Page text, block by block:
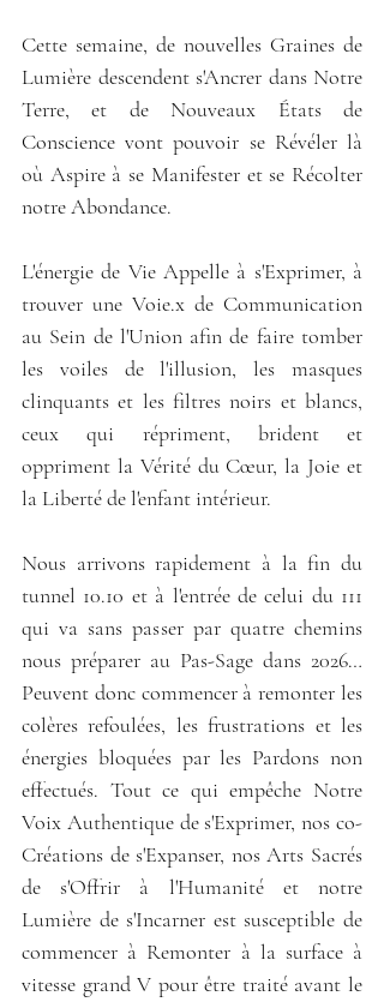
Cette semaine, de nouvelles Graines de
Lumière descendent s'Ancrer dans Notre
Terre, et de Nouveaux États de
Conscience vont pouvoir se Révéler là
où Aspire à se Manifester et se Récolter
notre Abondance.
L'énergie de Vie Appelle à s'Exprimer, à
trouver une Voie.x de Communication
au Sein de l'Union afin de faire tomber
les voiles de l'illusion, les masques
clinquants et les filtres noirs et blancs,
ceux qui répriment, brident et
oppriment la Vérité du Cœur, la Joie et
la Liberté de l'enfant intérieur.
Nous arrivons rapidement à la fin du
tunnel 10.10 et à l'entrée de celui du 111
qui va sans passer par quatre chemins
nous préparer au Pas-Sage dans 2026…
Peuvent donc commencer à remonter les
colères refoulées, les frustrations et les
énergies bloquées par les Pardons non
effectués. Tout ce qui empêche Notre
Voix Authentique de s'Exprimer, nos co-
Créations de s'Expanser, nos Arts Sacrés
de s'Offrir à l'Humanité et notre
Lumière de s'Incarner est susceptible de
commencer à Remonter à la surface à
vitesse grand V pour être traité avant le